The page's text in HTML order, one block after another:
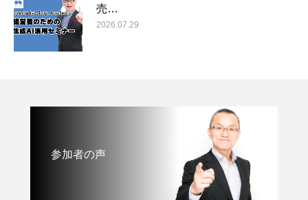
売…
2026.07.29
参加者の声